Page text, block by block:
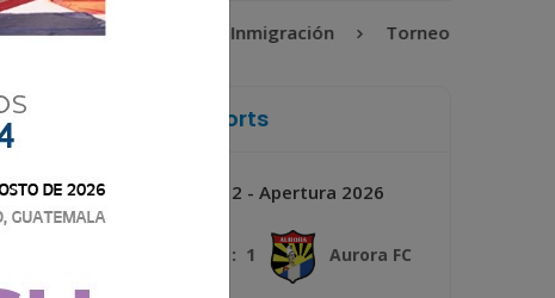
Claudina Inmigración Torneo Apertura 2026
La Voz de Xela Sports
Próximo Jornada 2 - Apertura 2026
3 : 1 Aurora FC